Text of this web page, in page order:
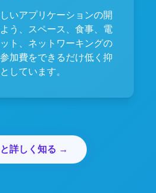
いアプリケーションの開
う、スペース、食事、電
ト、ネットワーキングの
加費をできるだけ低く抑
しています。
詳しく知る →